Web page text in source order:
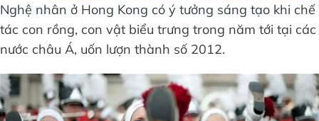
Nghệ nhân ở Hong Kong có ý tưởng sáng tạo khi chế
tác con rồng, con vật biểu trưng trong năm tới tại các
nước châu Á, uốn lượn thành số 2012.